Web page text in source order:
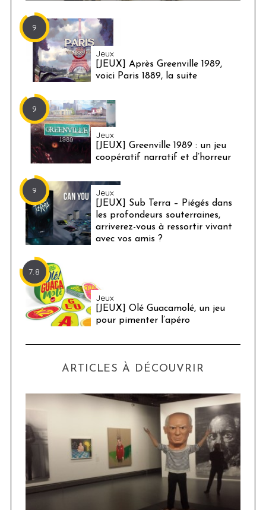
9
Jeux
[JEUX] Après Greenville 1989,
voici Paris 1889, la suite
9
Jeux
[JEUX] Greenville 1989 : un jeu
coopératif narratif et d’horreur
9 Jeux
[JEUX] Sub Terra – Piégés dans
les profondeurs souterraines,
arriverez-vous à ressortir vivant
avec vos amis ?
7.8
Jeux
[JEUX] Olé Guacamolé, un jeu
pour pimenter l’apéro
ARTICLES À DÉCOUVRIR